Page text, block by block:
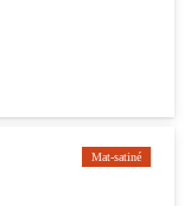
Mat-satiné